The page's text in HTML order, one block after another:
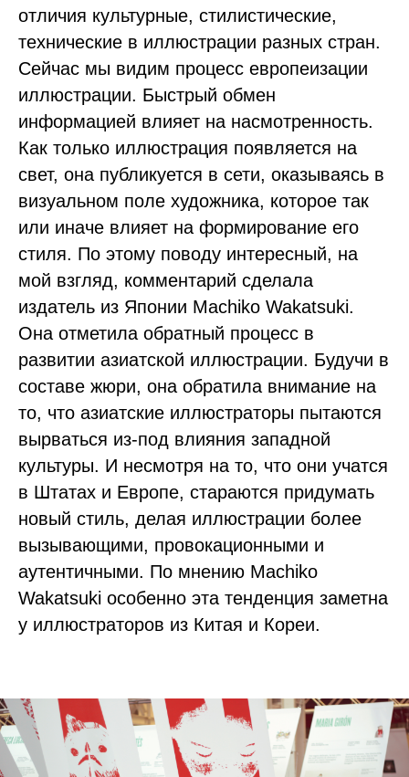
отличия культурные, стилистические,
технические в иллюстрации разных стран.
Сейчас мы видим процесс европеизации
иллюстрации. Быстрый обмен
информацией влияет на насмотренность.
Как только иллюстрация появляется на
свет, она публикуется в сети, оказываясь в
визуальном поле художника, которое так
или иначе влияет на формирование его
стиля. По этому поводу интересный, на
мой взгляд, комментарий сделала
издатель из Японии Machiko Wakatsuki.
Она отметила обратный процесс в
развитии азиатской иллюстрации. Будучи в
составе жюри, она обратила внимание на
то, что азиатские иллюстраторы пытаются
вырваться из-под влияния западной
культуры. И несмотря на то, что они учатся
в Штатах и Европе, стараются придумать
новый стиль, делая иллюстрации более
вызывающими, провокационными и
аутентичными. По мнению Machiko
Wakatsuki особенно эта тенденция заметна
у иллюстраторов из Китая и Кореи.